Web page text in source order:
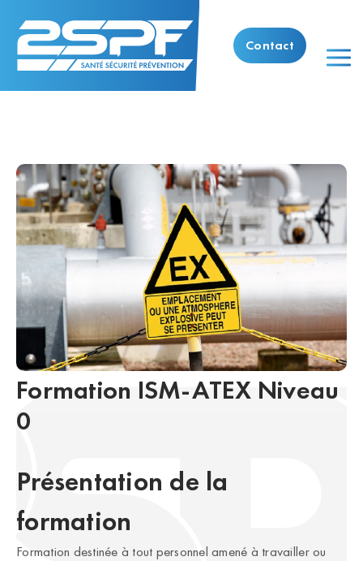
Contact
Formation ISM-ATEX Niveau
0
Présentation de la
formation
Formation destinée à tout personnel amené à travailler ou